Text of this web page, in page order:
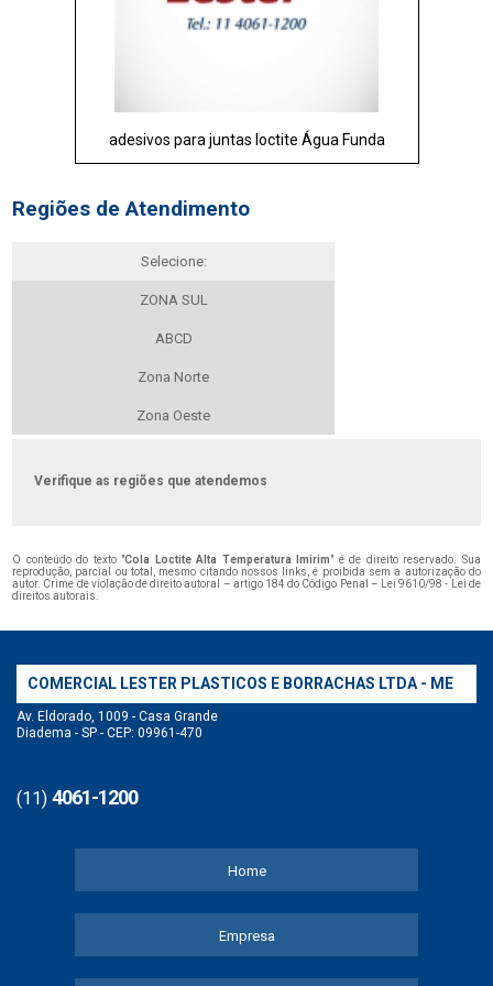
adesivos para juntas loctite Água Funda
Regiões de Atendimento
Selecione:
ZONA SUL
ABCD
Zona Norte
Zona Oeste
Verifique as regiões que atendemos
O conteúdo do texto "Cola Loctite Alta Temperatura Imirim" é de direito reservado. Sua
reprodução, parcial ou total, mesmo citando nossos links, é proibida sem a autorização do
autor. Crime de violação de direito autoral – artigo 184 do Código Penal –
Lei 9610/98 - Lei de
direitos autorais
COMERCIAL LESTER PLASTICOS E BORRACHAS LTDA - ME
Av. Eldorado, 1009 - Casa Grande
Diadema - SP - CEP: 09961-470
(11) 4061-1200
Home
Empresa